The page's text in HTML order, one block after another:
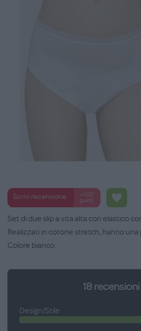
Scrivi recensione
+100
punti
Set di due slip a vita alta con elastico
Realizzati in cotone stretch, hanno
Colore bianco.
18recensioni
Design/Stile